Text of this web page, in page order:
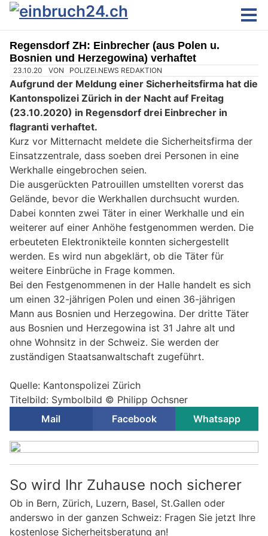
Regensdorf ZH: Einbrecher (aus Polen u.
Bosnien und Herzegowina) verhaftet
23.10.20 VON POLIZEI.NEWS REDAKTION
Aufgrund der Meldung einer Sicherheitsfirma hat die
Kantonspolizei Zürich in der Nacht auf Freitag
(23.10.2020) in Regensdorf drei Einbrecher in
flagranti verhaftet.
Kurz vor Mitternacht meldete die Sicherheitsfirma der
Einsatzzentrale, dass soeben drei Personen in eine
Werkhalle eingebrochen seien.
Die ausgerückten Patrouillen umstellten vorerst das
Gelände, bevor die Werkhallen durchsucht wurden.
Dabei konnten zwei Täter in einer Werkhalle und ein
weiterer auf einer Anhöhe festgenommen werden. Die
erbeuteten Elektronikteile konnten sichergestellt
werden. Es wird nun abgeklärt, ob die Täter für
weitere Einbrüche in Frage kommen.
Bei den Festgenommenen in der Halle handelt es sich
um einen 32-jährigen Polen und einen 36-jährigen
Mann aus Bosnien und Herzegowina. Der dritte Täter
aus Bosnien und Herzegowina ist 31 Jahre alt und
ohne Wohnsitz in der Schweiz. Sie werden der
zuständigen Staatsanwaltschaft zugeführt.
Quelle: Kantonspolizei Zürich
Titelbild: Symbolbild © Philipp Ochsner
Mail
Facebook Whatsapp
So wird Ihr Zuhause noch sicherer
Ob in Bern, Zürich, Luzern, Basel, St.Gallen oder
anderswo in der ganzen Schweiz: Fragen Sie jetzt Ihre
kostenlose Sicherheitsberatung an!